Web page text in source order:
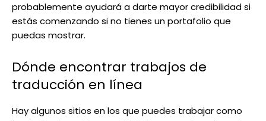
probablemente ayudará a darte mayor credibilidad si
estás comenzando si no tienes un portafolio que
puedas mostrar.
Dónde encontrar trabajos de
traducción en línea
Hay algunos sitios en los que puedes trabajar como